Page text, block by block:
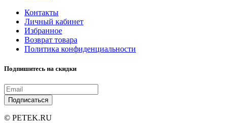
Контакты
Личный кабинет
Избранное
Возврат товара
Политика конфиденциальности
Подпишитесь на скидки
Подписаться
© PETEK.RU